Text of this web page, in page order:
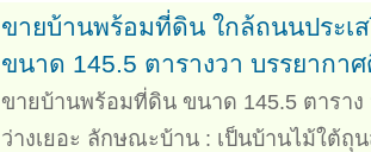
ขายบ้านพร้อมที่ดิน ใกล้ถนนประเ
ขนาด 145.5 ตารางวา บรรยากา
ขายบ้านพร้อมที่ดิน ขนาด 145.5 ตาราง
ว่างเยอะ ลักษณะบ้าน : เป็นบ้านไม้ใต้ถุ